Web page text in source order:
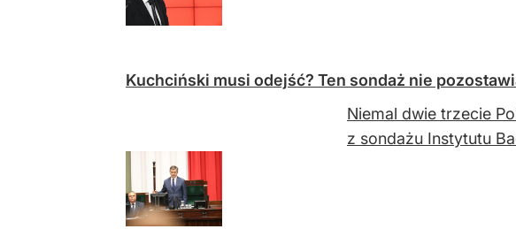
Kuchciński musi odejść? Ten sondaż nie
Niemal dwie trzecie
z sondażu Instytutu